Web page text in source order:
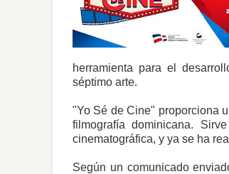
herramienta para el
séptimo arte.
"Yo Sé de Cine" proporciona
filmografía dominicana.
cinematográfica, y ya se ha
Según un comunicado